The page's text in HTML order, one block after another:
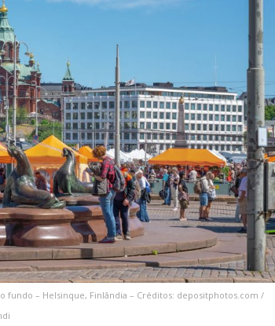
fundo – Helsinque, Finlândia – Créditos: depositphotos.com /